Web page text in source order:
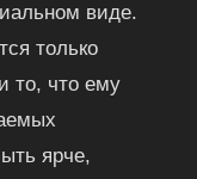
виде.
только
то, что ему
ярче,